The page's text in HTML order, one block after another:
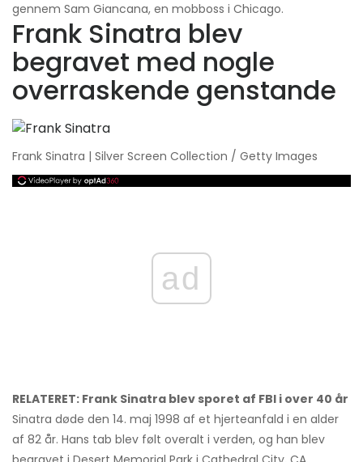
gennem Sam Giancana, en mobboss i Chicago.
Frank Sinatra blev
begravet med nogle
overraskende genstande
Frank Sinatra | Silver Screen Collection / Getty Images
ad
RELATERET: Frank Sinatra blev sporet af FBI i over 40 år
Sinatra døde den 14. maj 1998 af et hjerteanfald i en alder
af 82 år. Hans tab blev følt overalt i verden, og han blev